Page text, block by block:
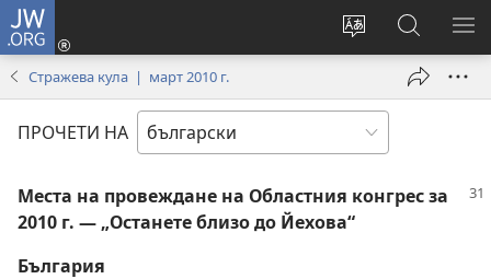
JW.ORG
Смени
сайта
Влез
(отваря
прозорец)
Търсене
в
JW.ORG
Стражева кула | март 2010 г.
ПРОЧЕТИ НА
Места на провеждане на Областния конгрес за
2010 г. — „Останете близо до Йехова“
България